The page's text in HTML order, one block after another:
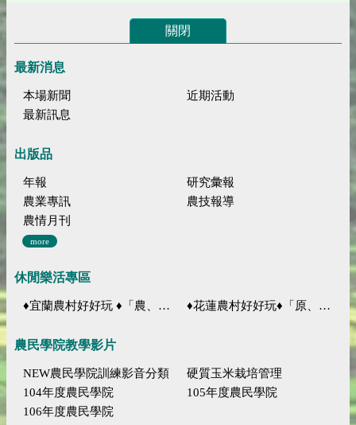
關閉
最新消息
本場新聞
近期活動
最新訊息
出版品
年報
研究彙報
農業專訊
農技報導
農情月刊
more
休閒樂活專區
♦宜蘭農村好好玩 ♦「農、藝、山、水」四條遊程推薦 ♦花蓮農村好好玩♦「原、生、慢、活」四條遊程推薦
農民學院教學影片
NEW農民學院訓練影音分類
硬質玉米栽培管理
104年度農民學院
105年度農民學院
106年度農民學院